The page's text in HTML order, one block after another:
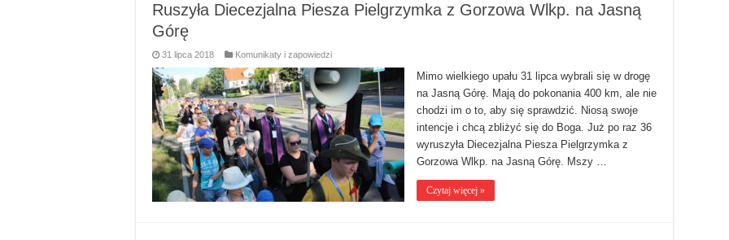
Ruszyła Diecezjalna Piesza Pielgrzymka z Gorzowa Wlkp. na Jasną
Górę
31 lipca 2018 Komunikaty i zapowiedzi
Mimo wielkiego upału 31 lipca wybrali się w drogę
na Jasną Górę. Mają do pokonania 400 km, ale nie
chodzi im o to, aby się sprawdzić. Niosą swoje
intencje i chcą zbliżyć się do Boga. Już po raz 36
wyruszyła Diecezjalna Piesza Pielgrzymka z
Gorzowa Wlkp. na Jasną Górę. Mszy …
Czytaj więcej »